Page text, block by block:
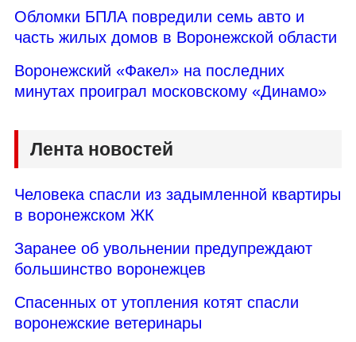
Обломки БПЛА повредили семь авто и
часть жилых домов в Воронежской области
Воронежский «Факел» на последних
минутах проиграл московскому «Динамо»
Лента новостей
Человека спасли из задымленной квартиры
в воронежском ЖК
Заранее об увольнении предупреждают
большинство воронежцев
Спасенных от утопления котят спасли
воронежские ветеринары